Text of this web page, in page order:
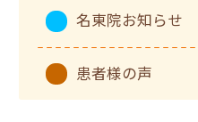
名東院お知らせ
患者様の声